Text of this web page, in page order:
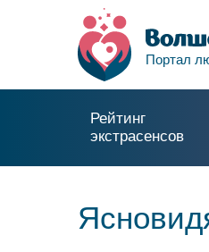
Портал
Рейтинг
экстрасенсов